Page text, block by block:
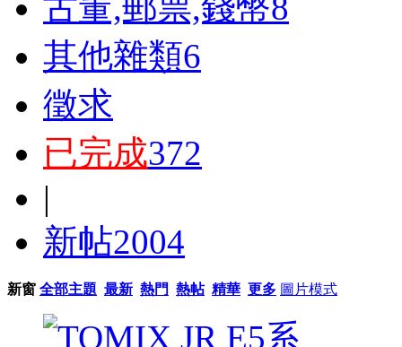
其他雜類6
徵求
已完成372
|
新帖2004
新窗 全部主題 最新 熱門 熱帖 精華 更多 圖片模式